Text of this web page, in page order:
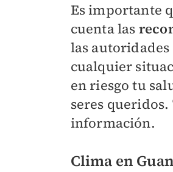
Es importante
cuenta las
las
cualquier
en riesgo tu
seres
información.
Clima en